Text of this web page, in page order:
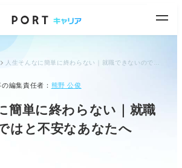
の編集責任者： 熊野 公俊
簡単に終わらない｜就職
はと不安なあなたへ